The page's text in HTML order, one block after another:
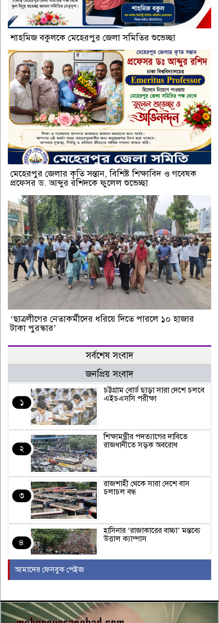
শাহমিজ বকুলকে মেহেরপুর জেলা সমিতির শুভেচ্ছা
মেহেরপুর জেলার কৃতি সন্তান, বিশিষ্ট শিক্ষাবিদ ও গবেষক
প্রফেসর ড. আব্দুর রশিদকে ফুলেল শুভেচ্ছা
‘ছাত্রলীগের নেতাকর্মীদের ধরিয়ে দিতে পারলে ১০ হাজার
টাকা পুরস্কার’
সর্বশেষ সংবাদ
জনপ্রিয় সংবাদ
১
চট্টগ্রাম বোর্ড ছাড়া সারা দেশে চলবে
এইচএসসি পরীক্ষা
২
শিক্ষামন্ত্রীর পদত্যাগের দাবিতে
রাজধানীতে সড়ক অবরোধ
৩
রাজশাহী থেকে সারা দেশে বাস
চলাচল বন্ধ
৪
হাসিনার ‘রাজাকারের বাচ্চা’ মন্তব্যে
উত্তাল ক্যাম্পাস
আমাদের ফেসবুক পেইজ